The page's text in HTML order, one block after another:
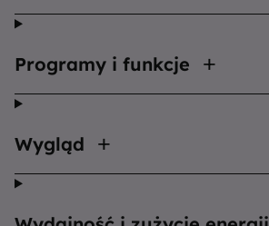
Programy i funkcje
Wygląd